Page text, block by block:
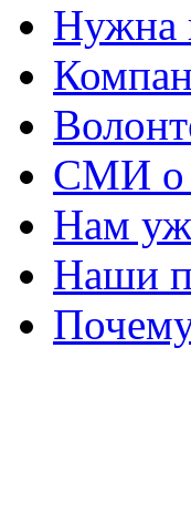
Нужна
СМИ о
Нам
Наши